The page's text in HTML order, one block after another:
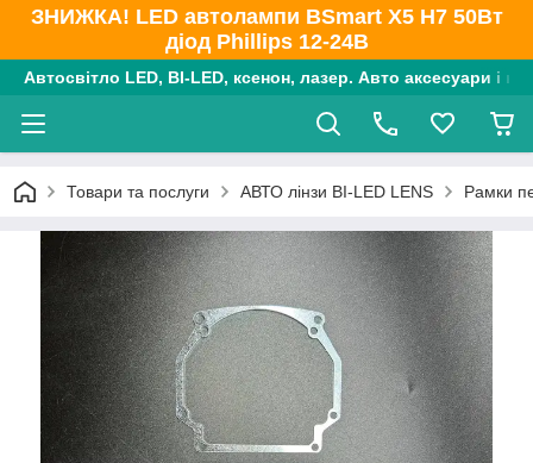
ЗНИЖКА! LED автолампи BSmart X5 H7 50Вт
діод Phillips 12-24В
Автосвітло LED, BI-LED, ксенон, лазер. Авто аксесуари і
Товари та послуги АВТО лінзи BI-LED LENS Рамки